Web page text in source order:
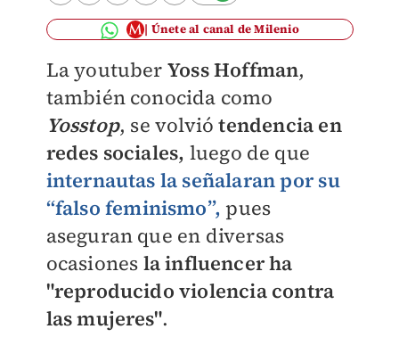
Únete al canal de Milenio
La youtuber Yoss Hoffman,
también conocida como
Yosstop, se volviótendencia en
redes sociales, luego de que
internautas la señalaran por su
“falso feminismo”, pues
aseguran que en diversas
ocasiones la influencer ha
"reproducido violencia contra
las mujeres".